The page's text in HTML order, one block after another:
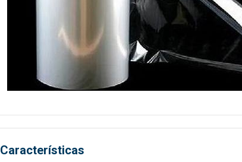
Características